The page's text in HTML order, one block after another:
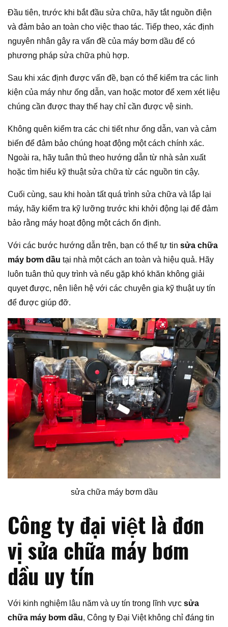
Đầu tiên, trước khi bắt đầu sửa chữa, hãy tắt nguồn điện
và đảm bảo an toàn cho việc thao tác. Tiếp theo, xác định
nguyên nhân gây ra vấn đề của máy bơm dầu để có
phương pháp sửa chữa phù hợp.
Sau khi xác định được vấn đề, bạn có thể kiểm tra các linh
kiện của máy như ống dẫn, van hoặc motor để xem xét liệu
chúng cần được thay thế hay chỉ cần được vệ sinh.
Không quên kiểm tra các chi tiết như ống dẫn, van và cảm
biến để đảm bảo chúng hoạt động một cách chính xác.
Ngoài ra, hãy tuân thủ theo hướng dẫn từ nhà sản xuất
hoặc tìm hiểu kỹ thuật sửa chữa từ các nguồn tin cậy.
Cuối cùng, sau khi hoàn tất quá trình sửa chữa và lắp lại
máy, hãy kiểm tra kỹ lưỡng trước khi khởi động lại để đảm
bảo rằng máy hoạt động một cách ổn định.
Với các bước hướng dẫn trên, bạn có thể tự tin sửa chữa
máy bơm dầu tại nhà một cách an toàn và hiệu quả. Hãy
luôn tuân thủ quy trình và nếu gặp khó khăn không giải
quyet được, nên liên hệ với các chuyên gia kỹ thuật uy tín
để được giúp đỡ.
sửa chữa máy bơm dầu
Công ty đại việt là đơn
vị sửa chữa máy bơm
dầu uy tín
Với kinh nghiệm lâu năm và uy tín trong lĩnh vực sửa
chữa máy bơm dầu, Công ty Đại Việt không chỉ đáng tin